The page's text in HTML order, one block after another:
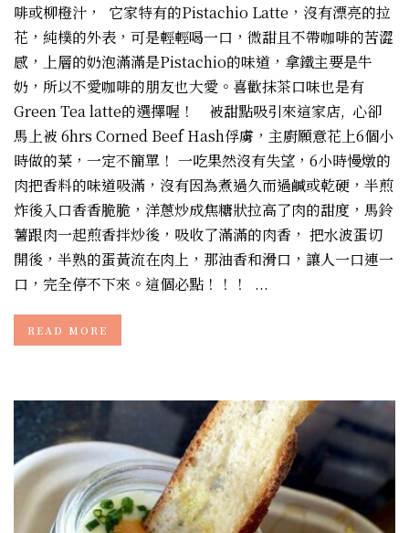
啡或柳橙汁， 它家特有的Pistachio Latte，沒有漂亮的拉
花，純樸的外表，可是輕輕喝一口，微甜且不帶咖啡的苦澀
感，上層的奶泡滿滿是Pistachio的味道，拿鐵主要是牛
奶，所以不愛咖啡的朋友也大愛。喜歡抹茶口味也是有
Green Tea latte的選擇喔！ 被甜點吸引來這家店, 心卻
馬上被 6hrs Corned Beef Hash俘虜，主廚願意花上6個小
時做的菜，一定不簡單！ 一吃果然沒有失望，6小時慢燉的
肉把香料的味道吸滿，沒有因為煮過久而過鹹或乾硬，半煎
炸後入口香香脆脆，洋蔥炒成焦糖狀拉高了肉的甜度，馬鈴
薯跟肉一起煎香拌炒後，吸收了滿滿的肉香， 把水波蛋切
開後，半熟的蛋黃流在肉上，那油香和滑口，讓人一口連一
口，完全停不下來。這個必點！！！ ...
READ MORE